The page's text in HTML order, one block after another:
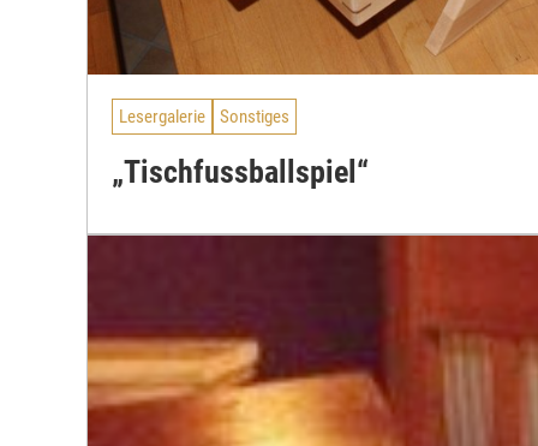
Lesergalerie Sonstiges
„Tischfussballspiel“